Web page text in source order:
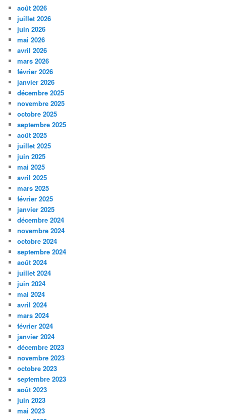
août 2026
juillet 2026
juin 2026
mai 2026
avril 2026
mars 2026
février 2026
janvier 2026
décembre 2025
novembre 2025
octobre 2025
septembre 2025
août 2025
juillet 2025
juin 2025
mai 2025
avril 2025
mars 2025
février 2025
janvier 2025
décembre 2024
novembre 2024
octobre 2024
septembre 2024
août 2024
juillet 2024
juin 2024
mai 2024
avril 2024
mars 2024
février 2024
janvier 2024
décembre 2023
novembre 2023
octobre 2023
septembre 2023
août 2023
juin 2023
mai 2023